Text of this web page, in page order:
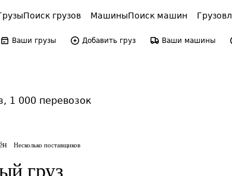
Поиск грузов МашиныПоиск машин
Ваши грузы Добавить груз Ваши машины
1 000 перевозок
Несколько поставщиков
груз